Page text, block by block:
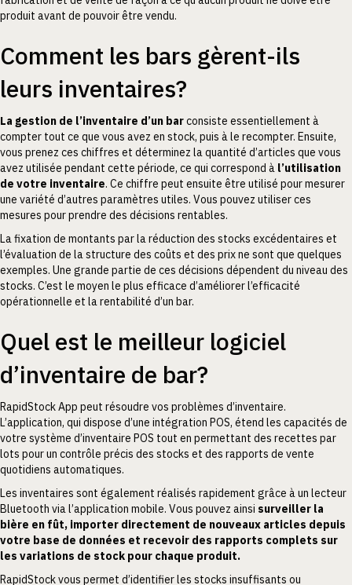
produit avant de pouvoir être vendu.
Comment les bars gèrent-ils
leurs inventaires?
La gestion de l’inventaire d’un barconsiste essentiellement à
compter tout ce que vous avez en stock, puis à le recompter. Ensuite,
vous prenez ces chiffres et déterminez la quantité d’articles que vous
avez utilisée pendant cette période, ce qui correspond à l’utilisation
de votre inventaire. Ce chiffre peut ensuite être utilisé pour mesurer
une variété d’autres paramètres utiles. Vous pouvez utiliser ces
mesures pour prendre des décisions rentables.
La fixation de montants par la réduction des stocks excédentaires et
l’évaluation de la structure des coûts et des prix ne sont que quelques
exemples. Une grande partie de ces décisions dépendent du niveau des
stocks. C’est le moyen le plus efficace d’améliorer l’efficacité
opérationnelle et la rentabilité d’un bar.
Quel est le meilleur logiciel
d’inventaire de bar?
RapidStock App peut résoudre vos problèmes d’inventaire.
L’application, qui dispose d’une intégration POS, étend les capacités de
votre système d’inventaire POS tout en permettant des recettes par
lots pour un contrôle précis des stocks et des rapports de vente
quotidiens automatiques.
Les inventaires sont également réalisés rapidement grâce à un lecteur
Bluetooth via l’application mobile. Vous pouvez ainsi surveiller la
bière en fût, importer directement de nouveaux articles depuis
votre base de données et recevoir des rapports complets sur
les variations de stock pour chaque produit.
RapidStock vous permet d’identifier les stocks insuffisants ou